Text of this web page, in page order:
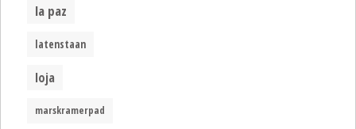
la paz
latenstaan
loja
marskramerpad